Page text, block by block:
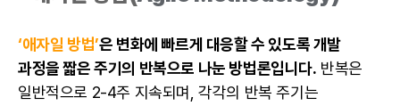
‘애자일 방법’은 변화에 빠르게 대응할 수 있도록 개발
과정을 짧은 주기의 반복으로 나눈 방법론입니다. 반복은
일반적으로 2-4주 지속되며, 각각의 반복 주기는